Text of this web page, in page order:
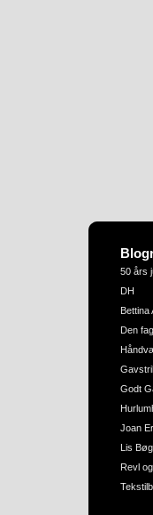
50 års
DH
Bettina
Den
Godt
Joan
Lis
Revl